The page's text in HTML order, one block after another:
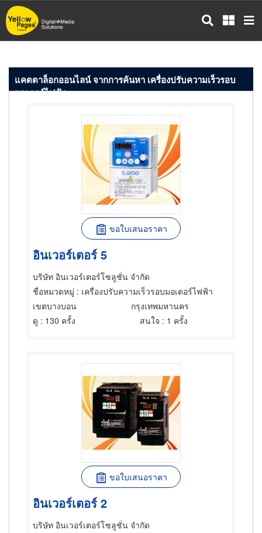
ข้าม
ไป
หลัก
แคตตาล็อกออนไลน์ จากการค้นหา เครื่องปรับความเร็วรอบ
มอเตอร์ไฟฟ้า
ขอใบเสนอราคา
อินเวอร์เตอร์ 5
บริษัท อินเวอร์เตอร์โซลูชั่น จำกัด
ชื่อหมวดหมู่ : เครื่องปรับความเร็วรอบมอเตอร์ไฟฟ้า
เขตบางบอน
กรุงเทพมหานคร
ดู : 130 ครั้ง สนใจ : 1 ครั้ง
ขอใบเสนอราคา
อินเวอร์เตอร์ 2
บริษัท อินเวอร์เตอร์โซลูชั่น จำกัด